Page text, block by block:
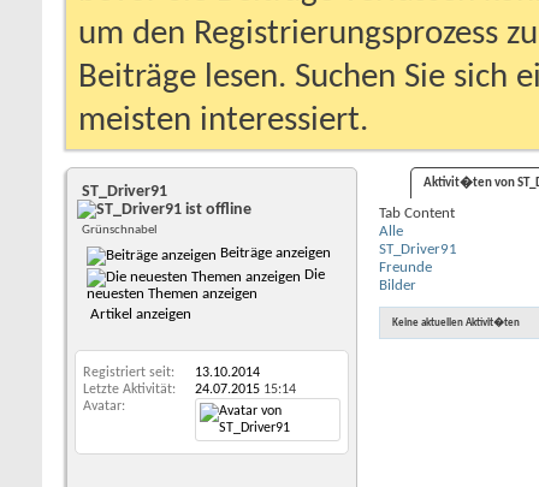
um den Registrierungsprozess
Beiträge lesen. Suchen Sie sich
meisten interessiert.
ST_Driver91
Grünschnabel
Beiträge anzeigen
Die
neuesten Themen anzeigen
Artikel anzeigen
Registriert seit
13.10.2014
Letzte Aktivität
24.07.2015 15:14
Avatar
Aktivit�ten von
Tab Content
Alle
ST_Driver91
Freunde
Bilder
Keine aktuellen Aktivit�ten